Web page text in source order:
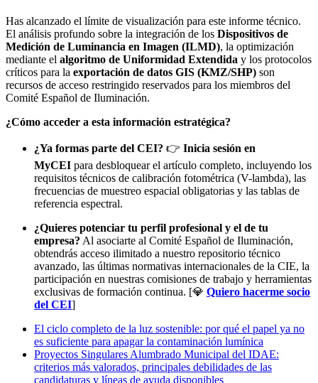
Has alcanzado el límite de visualización para este informe técnico.
El análisis profundo sobre la integración de los Dispositivos de
Medición de Luminancia en Imagen (ILMD), la optimización
mediante el algoritmo de Uniformidad Extendida y los protocolos
críticos para la exportación de datos GIS (KMZ/SHP) son
recursos de acceso restringido reservados para los miembros del
Comité Español de Iluminación.
¿Cómo acceder a esta información estratégica?
¿Ya formas parte del CEI? 👉 Inicia sesión en
MyCEI para desbloquear el artículo completo, incluyendo los
requisitos técnicos de calibración fotométrica (V-lambda), las
frecuencias de muestreo espacial obligatorias y las tablas de
referencia espectral.
¿Quieres potenciar tu perfil profesional y el de tu
empresa? Al asociarte al Comité Español de Iluminación,
obtendrás acceso ilimitado a nuestro repositorio técnico
avanzado, las últimas normativas internacionales de la CIE, la
participación en nuestras comisiones de trabajo y herramientas
exclusivas de formación continua. [💎 Quiero hacerme socio
del CEI]
El ciclo completo de la luz sostenible: por qué el papel ya no
es suficiente para apagar la contaminación lumínica
Proyectos Singulares Alumbrado Municipal del IDAE:
criterios más valorados, principales debilidades de las
candidaturas y líneas de ayuda disponibles